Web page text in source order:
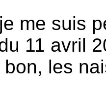
me suis
11 avril
les